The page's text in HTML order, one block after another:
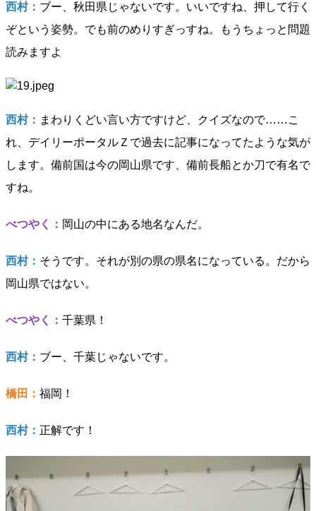
西村： ブー、秋田県じゃないです。いいですね、押して行く
ぞという姿勢。でも前のめりすぎっすね。もうちょっと問題
読みますよ
西村： まわりくどい言い方ですけど、クイズなので……こ
れ、デイリーポータルＺで過去に記事になってたような気が
します。備前国は今の岡山県です、備前長船とか刀で有名で
すね。
べつやく： 岡山の中にある地名なんだ。
西村： そうです。それが別の県の県名になっている。だから
岡山県ではない。
べつやく： 千葉県！
西村： ブー、千葉じゃないです。
橋田： 福岡！
西村： 正解です！